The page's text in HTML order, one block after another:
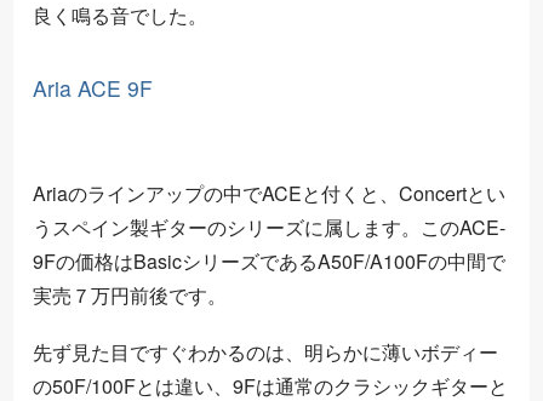
良く鳴る音でした。
Aria ACE 9F
Ariaのラインアップの中でACEと付くと、Concertとい
うスペイン製ギターのシリーズに属します。このACE-
9Fの価格はBasicシリーズであるA50F/A100Fの中間で
実売７万円前後です。
先ず見た目ですぐわかるのは、明らかに薄いボディー
の50F/100Fとは違い、9Fは通常のクラシックギターと